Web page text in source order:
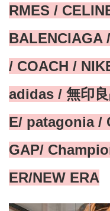
RMES /
BALENCIAGA
/ COACH /
adidas / 無印
E/ patagonia /
GAP/
ER/NEW ERA